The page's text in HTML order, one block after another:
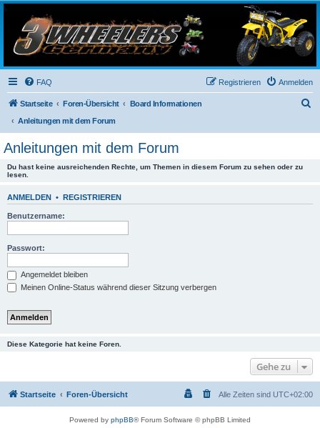
3-Wheelers Germany
Honda, Yamaha, Kawasaki Trike
FAQ Anmelden
Registrieren
Startseite Foren-Übersicht
Board Informationen
Anleitungen mit dem Forum
Anleitungen mit dem Forum
Du hast keine ausreichenden Rechte, um Themen in diesem Forum zu sehen oder zu
lesen.
ANMELDEN • REGISTRIEREN
Benutzername:
Passwort:
Angemeldet bleiben
Meinen Online-Status während dieser Sitzung verbergen
Diese Kategorie hat keine Foren.
Gehe zu
Startseite Foren-Übersicht Alle Zeiten sind UTC+02:00
Powered by phpBB® Forum Software © phpBB Limited